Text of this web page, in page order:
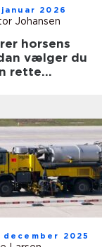
januar 2026
Johansen
horsens
vælger du
rette
december 2025